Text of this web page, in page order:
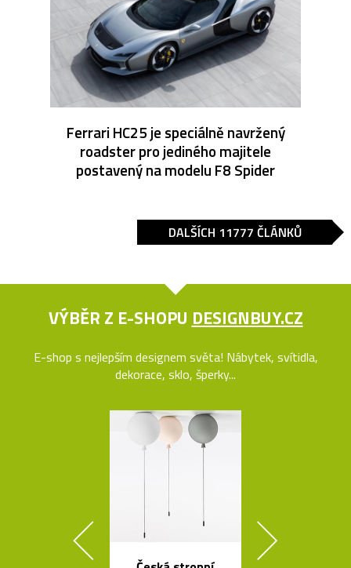
Ferrari HC25 je speciálně navržený
roadster pro jediného majitele
postavený na modelu F8 Spider
DALŠÍCH 11777 ČLÁNKŮ
VÝBĚR Z E-SHOPU DESIGNBUY.CZ
E-shop s nejlepším designem světa! Nábytek, svítidla,
dekorace, sklo, šperky...